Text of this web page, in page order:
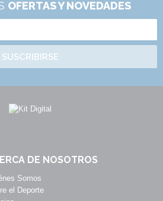
OFERTAS Y NOVEDADES
SUSCRIBIRSE
DE NOSOTROS
Somos
el Deporte